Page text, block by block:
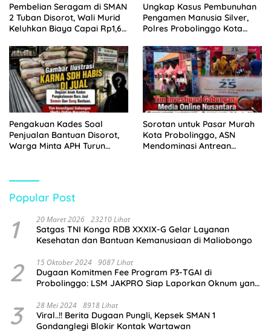
Pembelian Seragam di SMAN
2 Tuban Disorot, Wali Murid
Keluhkan Biaya Capai Rp1,6
Ungkap Kasus Pembunuhan
Pengamen Manusia Silver,
Polres Probolinggo Kota
Pengakuan Kades Soal
Penjualan Bantuan Disorot,
Warga Minta APH Turun
Sorotan untuk Pasar Murah
Kota Probolinggo, ASN
Mendominasi Antrean
Popular Post
1 20 Maret 2026 23210 Lihat
Satgas TNI Konga RDB XXXIX-G Gelar Layanan
Kesehatan dan Bantuan Kemanusiaan di Maliobongo
2 15 Oktober 2024 9087 Lihat
Dugaan Komitmen Fee Program P3-TGAI di
Probolinggo: LSM JAKPRO Siap Laporkan Oknum yang
3 28 Mei 2024 8918 Lihat
Viral..!! Berita Dugaan Pungli, Kepsek SMAN 1
Gondanglegi Blokir Kontak Wartawan